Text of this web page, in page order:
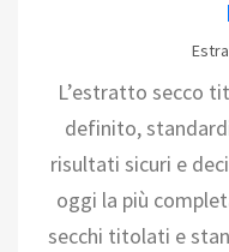
L’estratto secco
definito,
risultati sicuri e
oggi la più
secchi titolati e